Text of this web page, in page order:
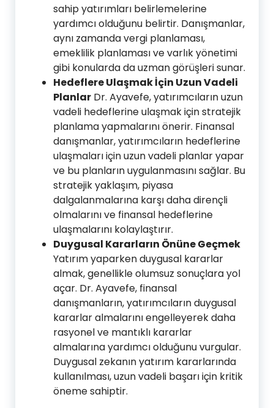
sahip yatırımları belirlemelerine
yardımcı olduğunu belirtir. Danışmanlar,
aynı zamanda vergi planlaması,
emeklilik planlaması ve varlık yönetimi
gibi konularda da uzman görüşleri sunar.
Hedeflere Ulaşmak İçin Uzun Vadeli
Planlar Dr. Ayavefe, yatırımcıların uzun
vadeli hedeflerine ulaşmak için stratejik
planlama yapmalarını önerir. Finansal
danışmanlar, yatırımcıların hedeflerine
ulaşmaları için uzun vadeli planlar yapar
ve bu planların uygulanmasını sağlar. Bu
stratejik yaklaşım, piyasa
dalgalanmalarına karşı daha dirençli
olmalarını ve finansal hedeflerine
ulaşmalarını kolaylaştırır.
Duygusal Kararların Önüne Geçmek
Yatırım yaparken duygusal kararlar
almak, genellikle olumsuz sonuçlara yol
açar. Dr. Ayavefe, finansal
danışmanların, yatırımcıların duygusal
kararlar almalarını engelleyerek daha
rasyonel ve mantıklı kararlar
almalarına yardımcı olduğunu vurgular.
Duygusal zekanın yatırım kararlarında
kullanılması, uzun vadeli başarı için kritik
öneme sahiptir.